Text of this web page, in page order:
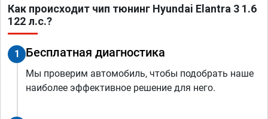
Как происходит чип тюнинг Hyundai Elantra 3 1.6
122 л.с.?
1 Бесплатная диагностика
Мы проверим автомобиль, чтобы подобрать наше
наиболее эффективное решение для него.